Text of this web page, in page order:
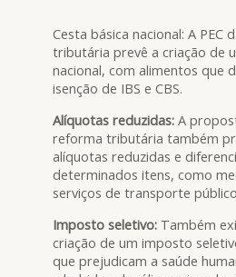
Cesta básica nacional: A PEC
tributária prevê a criação de
nacional, com alimentos que
isenção de IBS e CBS.
Alíquotas reduzidas: A
reforma tributária também
alíquotas reduzidas e
determinados itens, como
serviços de transporte
Imposto seletivo: Também
criação de um imposto
que prejudicam a saúde